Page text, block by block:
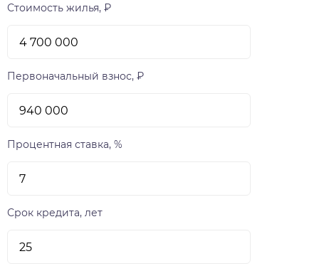
Стоимость жилья, ₽
Первоначальный взнос, ₽
Процентная ставка, %
Срок кредита, лет